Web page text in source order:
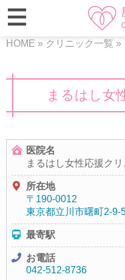
HOME » クリニック一覧 »
まるはし女
医院名
まるはし女性応援クリ
所在地
〒190-0012
東京都立川市曙町2-9-
最寄駅
お電話
042-512-8736